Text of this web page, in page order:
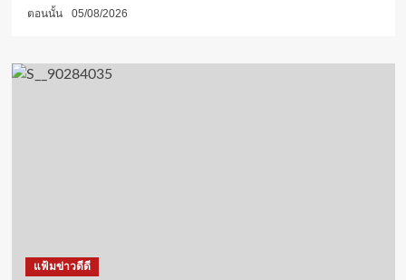
ตอนนั้น 05/08/2026
แฟ้มข่าวดีดี